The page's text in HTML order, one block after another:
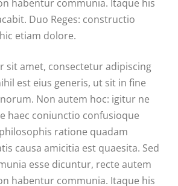
habentur communia. Itaque his
Duo Reges: constructio
etiam dolore.
sit amet, consectetur adipiscing
est eius generis, ut sit in fine
Non autem hoc: igitur ne
haec coniunctio confusioque
ratione quadam
causa amicitia est quaesita. Sed
esse dicuntur, recte autem
habentur communia. Itaque his